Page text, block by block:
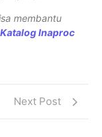
membantu
Inaproc
Next Post